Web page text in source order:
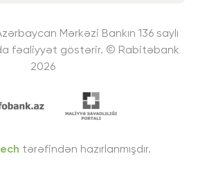
Mərkəzi Bankın 136 saylı
fəaliyyət göstərir. © Rabitəbank
2026
tərəfindən hazırlanmışdır.